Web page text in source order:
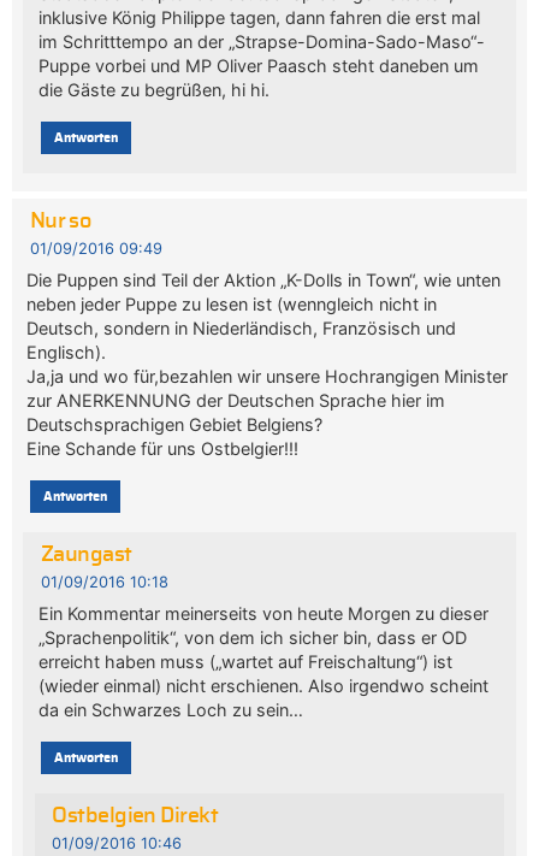
inklusive König Philippe tagen, dann fahren die erst mal
im Schritttempo an der „Strapse-Domina-Sado-Maso“-
Puppe vorbei und MP Oliver Paasch steht daneben um
die Gäste zu begrüßen, hi hi.
Antworten
Nur so
01/09/2016 09:49
Die Puppen sind Teil der Aktion „K-Dolls in Town“, wie unten
neben jeder Puppe zu lesen ist (wenngleich nicht in
Deutsch, sondern in Niederländisch, Französisch und
Englisch).
Ja,ja und wo für,bezahlen wir unsere Hochrangigen Minister
zur ANERKENNUNG der Deutschen Sprache hier im
Deutschsprachigen Gebiet Belgiens?
Eine Schande für uns Ostbelgier!!!
Antworten
Zaungast
01/09/2016 10:18
Ein Kommentar meinerseits von heute Morgen zu dieser
„Sprachenpolitik“, von dem ich sicher bin, dass er OD
erreicht haben muss („wartet auf Freischaltung“) ist
(wieder einmal) nicht erschienen. Also irgendwo scheint
da ein Schwarzes Loch zu sein…
Antworten
Ostbelgien Direkt
01/09/2016 10:46